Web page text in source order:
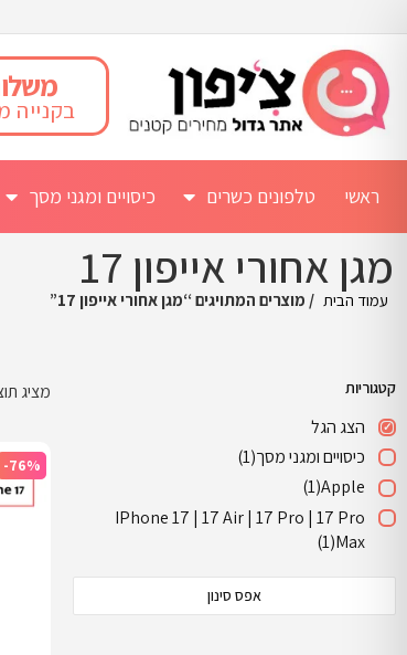
בקנייה מעל
ראשי טלפונים כשרים כיסויים ומגני מסך
מגן אחורי אייפון 17
עמוד הבית / מוצרים המתויגים “מגן אחורי אייפון 17”
קטגוריות
הצג הגל
כיסויים ומגני מסך(1)
Apple
(1)
IPhone 17 | 17 Air | 17 Pro | 17 Pro
Max
(1)
אפס סינון
מציג
-76%